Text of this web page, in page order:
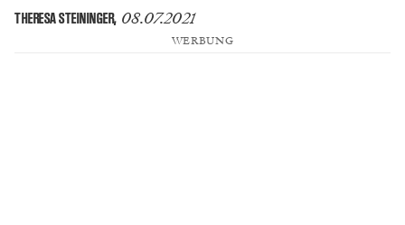
THERESA STEININGER, 08.07.2021
WERBUNG